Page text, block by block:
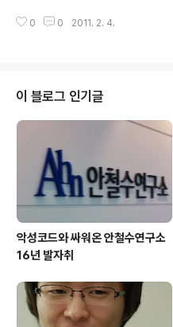
누군지 모르겠어요. 영화에서 본 것 같은
원장과 셋이 첫 만남을 촬영한 후 이날은
리한, 대화의 후반부 주요 화제는 빌 게이
와도 성공하기 힘든 이유 등이었다. 김제
아니게 빌 게이츠랑 많이 비교당하시는
안) : 제가 믿는 것 중 하나가 어떤 영웅
회 시스템이 더 중요하다는 거에요. 역
의 존재를 ..
0 0 2011. 2. 4.
이 블로그 인기글
악성코드와 싸워온 안철수연구소
16년 발자취